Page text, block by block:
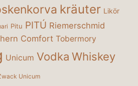
kräuter Likör
Pitu PITÚ Riemerschmid
Comfort Tobermory
Unicum Vodka Whiskey
Unicum